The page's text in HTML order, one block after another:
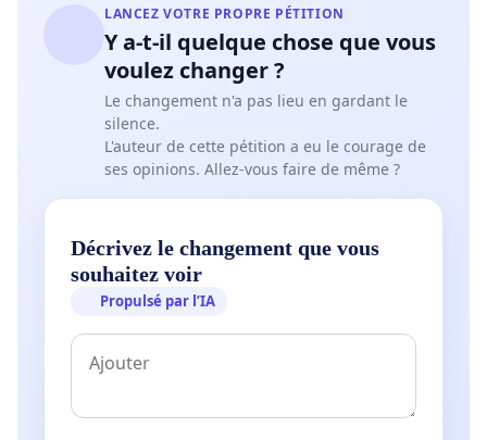
LANCEZ VOTRE PROPRE PÉTITION
Y a-t-il quelque chose que vous
voulez changer ?
Le changement n'a pas lieu en gardant le
silence.
L'auteur de cette pétition a eu le courage de
ses opinions. Allez-vous faire de même ?
Décrivez le changement que vous
souhaitez voir
Propulsé par l’IA